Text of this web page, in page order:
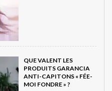
QUE VALENT LES
PRODUITS GARANCIA
ANTI-CAPITONS « FÉE-
MOI FONDRE » ?